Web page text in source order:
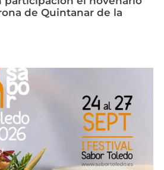
de Quintanar de la